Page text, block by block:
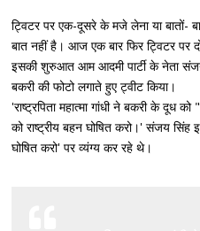
ट्विटर पर एक-दूसरे के मजे लेना या बातों-
बात नहीं है। आज एक बार फिर ट्विटर पर
इसकी शुरुआत आम आदमी पार्टी के नेता
बकरी की फोटो लगाते हुए ट्वीट किया।
'राष्ट्रपिता महात्मा गांधी ने बकरी के दूध
को राष्ट्रीय बहन घोषित करो।' संजय सिंह
घोषित करो' पर व्यंग्य कर रहे थे।